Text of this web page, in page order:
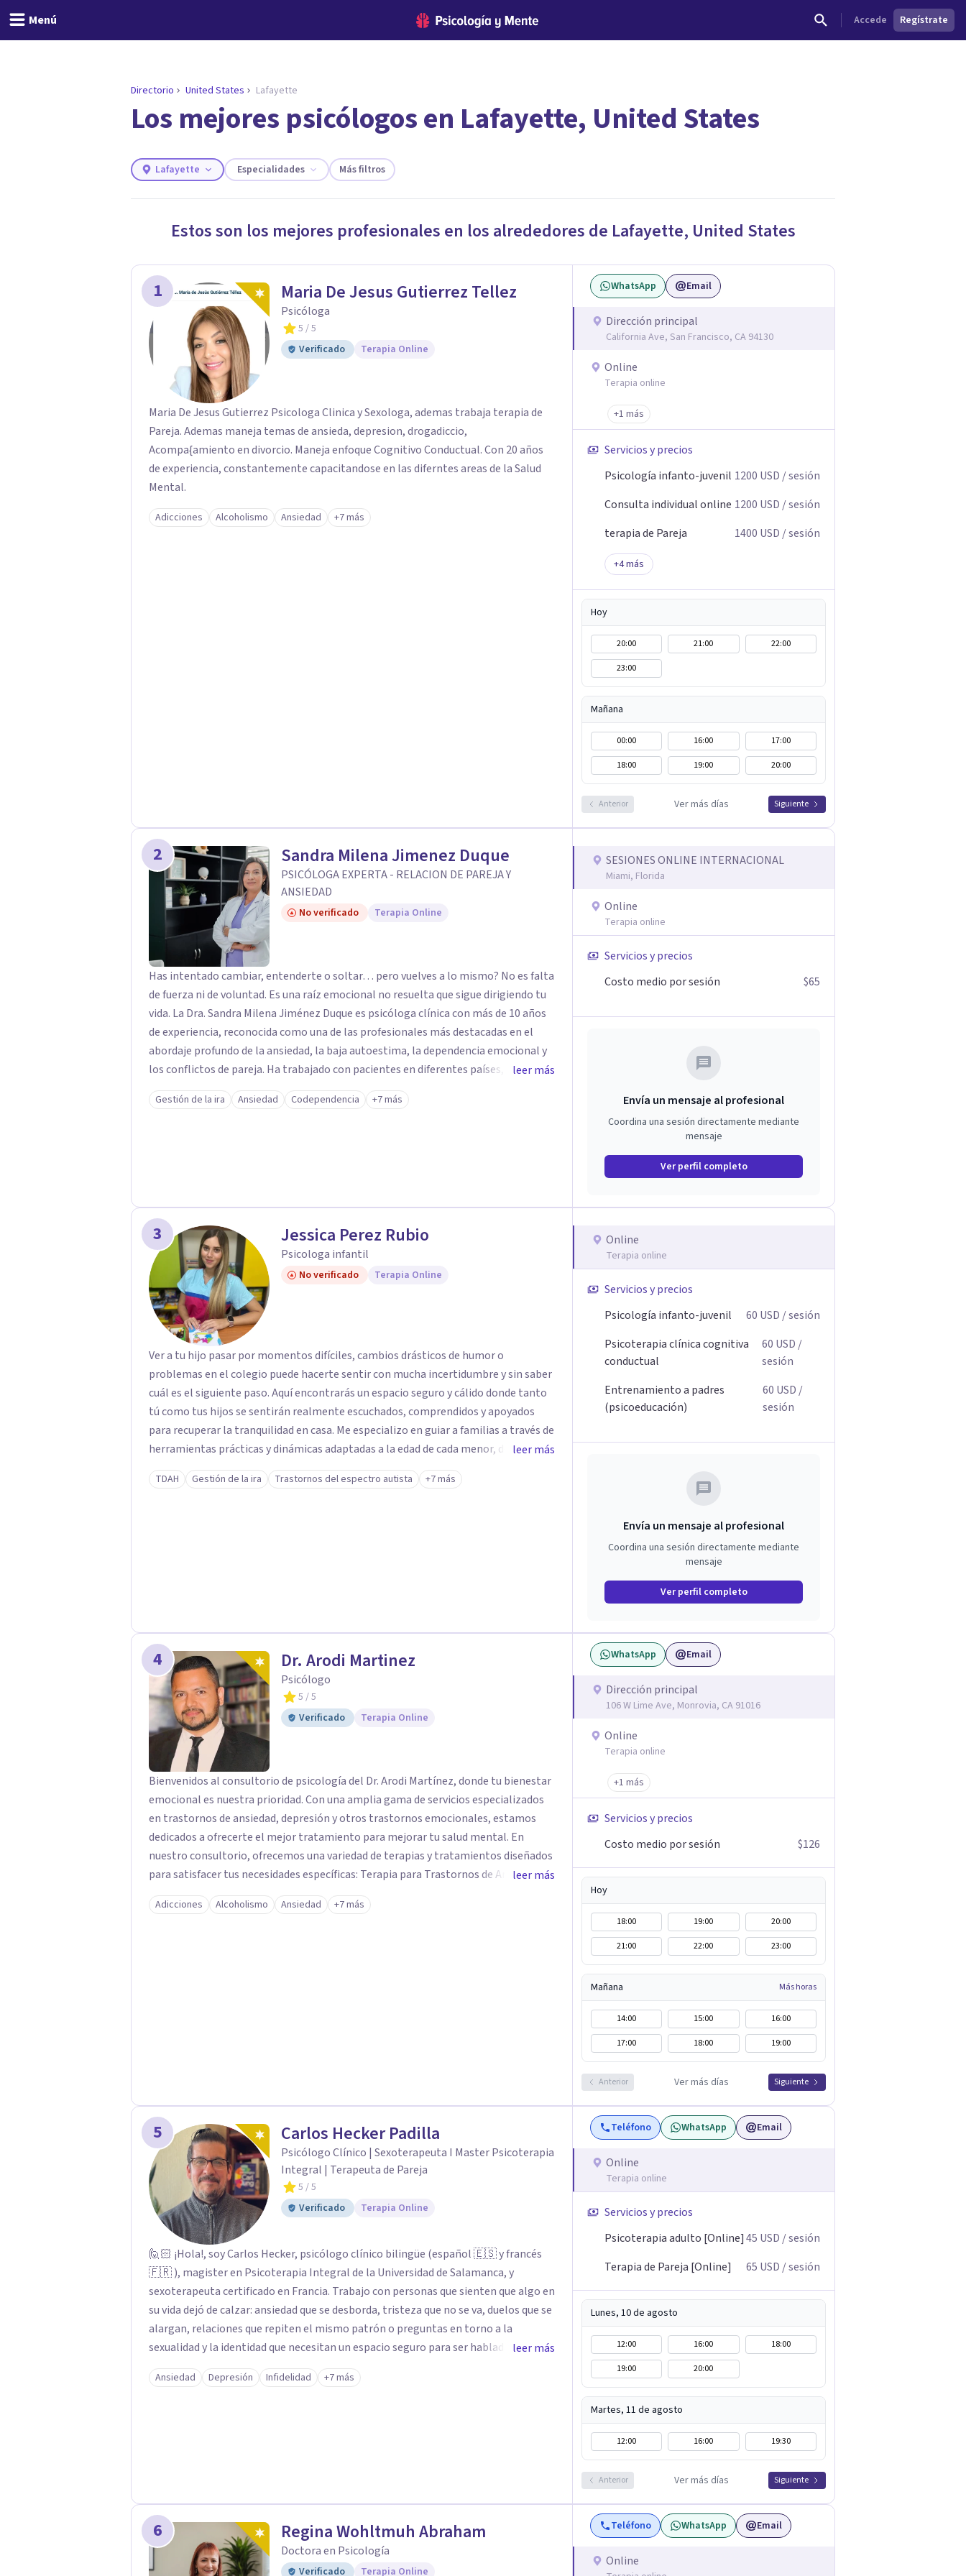
Menú Accede Regístrate
ENCONTRAR MI TERAPEUTA
¿Necesitas ayuda para encontrar el psicólogo adecuado?
Responder cuestionario
Directorio United States Lafayette
Los mejores psicólogos en Lafayette, United States
Lafayette Especialidades Más filtros
Estos son los mejores profesionales en los alrededores de Lafayette, United States
1 Maria De Jesus Gutierrez Tellez
Psicóloga
5 / 5
Verificado
Terapia Online
Maria De Jesus Gutierrez Psicologa Clinica y Sexologa, ademas trabaja terapia de
Pareja. Ademas maneja temas de ansieda, depresion, drogadiccio,
Acompa{amiento en divorcio. Maneja enfoque Cognitivo Conductual. Con 20 años
de experiencia, constantemente capacitandose en las diferntes areas de la Salud
Mental.
Adicciones Alcoholismo Ansiedad +7 más
WhatsApp Email
Dirección principal
California Ave, San Francisco, CA 94130
Online
Terapia online
+1 más
Servicios y precios
Psicología infanto-juvenil 1200 USD / sesión
Consulta individual online 1200 USD / sesión
terapia de Pareja
1400 USD / sesión
+4más
Hoy
20:00 21:00
22:00
23:00
Mañana
00:00 16:00
17:00
18:00
19:00 20:00
Anterior Ver más días Siguiente
2 Sandra Milena Jimenez Duque
PSICÓLOGA EXPERTA - RELACION DE PAREJA Y
ANSIEDAD
No verificado Terapia Online
Has intentado cambiar, entenderte o soltar… pero vuelves a lo mismo? No es falta
de fuerza ni de voluntad. Es una raíz emocional no resuelta que sigue dirigiendo tu
vida. La Dra. Sandra Milena Jiménez Duque es psicóloga clínica con más de 10 años
de experiencia, reconocida como una de las profesionales más destacadas en el
abordaje profundo de la ansiedad, la baja autoestima, la dependencia emocional y
los conflictos de pareja. Ha trabajado con pacientes en diferentes países,
acompañando procesos complejos. Su enfoque terapéutico se diferencia por una
premisa clara: no trabaja el síntoma, trabaja la raíz que lo origina. Su metodología
es una de las mejores opciones para acompañarte. Porque cuando sanas tu mundo
interno, cambias tu forma de pensar, de elegir y de vivir.
leer más
Gestión de la ira Ansiedad Codependencia +7 más
SESIONES ONLINE INTERNACIONAL
Miami, Florida
Online
Terapia online
Servicios y precios
Costo medio por sesión
$65
Envía un mensaje al profesional
Coordina una sesión directamente mediante
mensaje
Ver perfil completo
3 Jessica Perez Rubio
Psicologa infantil
No verificado Terapia Online
Ver a tu hijo pasar por momentos difíciles, cambios drásticos de humor o
problemas en el colegio puede hacerte sentir con mucha incertidumbre y sin saber
cuál es el siguiente paso. Aquí encontrarás un espacio seguro y cálido donde tanto
tú como tus hijos se sentirán realmente escuchados, comprendidos y apoyados
para recuperar la tranquilidad en casa. Me especializo en guiar a familias a través de
herramientas prácticas y dinámicas adaptadas a la edad de cada menor, dejando de
lado las etiquetas y los tecnicismos. Mi forma de trabajar se centra en entender las
emociones que hay detrás del comportamiento, ayudándoles a desarrollar la
leer más
TDAH Gestión de la ira Trastornos del espectro autista +7 más
Online
Terapia online
Servicios y precios
Psicología infanto-juvenil
60 USD / sesión
Psicoterapia clínica cognitiva
conductual
60 USD /
sesión
Entrenamiento a padres
(psicoeducación)
60 USD /
sesión
Envía un mensaje al profesional
Coordina una sesión directamente mediante
mensaje
Ver perfil completo
4 Dr. Arodi Martinez
Psicólogo
5 / 5
Verificado
Terapia Online
Bienvenidos al consultorio de psicología del Dr. Arodi Martínez, donde tu bienestar
emocional es nuestra prioridad. Con una amplia gama de servicios especializados
en trastornos de ansiedad, depresión y otros trastornos emocionales, estamos
dedicados a ofrecerte el mejor tratamiento para mejorar tu salud mental. En
nuestro consultorio, ofrecemos una variedad de terapias y tratamientos diseñados
para satisfacer tus necesidades específicas: Terapia para Trastornos de Ansiedad y
Depresión: Somos expertos en el tratamiento de la ansiedad y la depresión,
utilizando enfoques basados en evidencia para ayudarte a recuperar tu bienestar
leer más
Adicciones Alcoholismo Ansiedad +7 más
WhatsApp Email
Dirección principal
106 W Lime Ave, Monrovia, CA 91016
Online
Terapia online
+1 más
Servicios y precios
Costo medio por sesión
$126
Hoy
18:00 19:00
20:00
21:00
22:00 23:00
Mañana Más horas
14:00 15:00
16:00
17:00
18:00 19:00
Anterior Ver más días Siguiente
5 Carlos Hecker Padilla
Psicólogo Clínico | Sexoterapeuta I Master Psicoterapia
Integral | Terapeuta de Pareja
5 / 5
Verificado
Terapia Online
🙋🏻 ¡Hola!, soy Carlos Hecker, psicólogo clínico bilingüe (español 🇪🇸 y francés
🇫🇷 ), magister en Psicoterapia Integral de la Universidad de Salamanca, y
sexoterapeuta certificado en Francia. Trabajo con personas que sienten que algo en
su vida dejó de calzar: ansiedad que se desborda, tristeza que no se va, duelos que se
alargan, relaciones que repiten el mismo patrón o preguntas en torno a la
sexualidad y la identidad que necesitan un espacio seguro para ser habladas. Mi
orientación teórica integra una mirada Humanista-Relacional con Terapia Breve,
donde el modo en que te vinculas ocupa un lugar central: cómo te relacionas
combinamos profundidad emocional con una mirada práctica sobre tu vida diaria.
leer más
Ansiedad Depresión Infidelidad +7 más
Teléfono WhatsApp Email
Online
Terapia online
Servicios y precios
Psicoterapia adulto [Online]45 USD / sesión
Terapia de Pareja [Online]
65 USD / sesión
Lunes, 10 de agosto
12:00 16:00
18:00
19:00
20:00
Martes, 11 de agosto
12:00 16:00 19:30
Anterior Ver más días Siguiente
6 Regina Wohltmuh Abraham
Doctora en Psicología
Verificado Terapia Online
Teléfono WhatsApp Email
Online